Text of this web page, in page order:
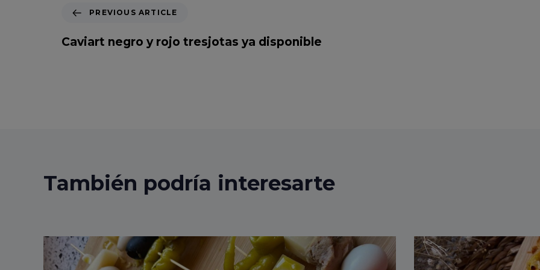
e
v
l
PREVIOUS ARTICLE
Caviart negro y rojo tresjotas ya disponible
También podría interesarte